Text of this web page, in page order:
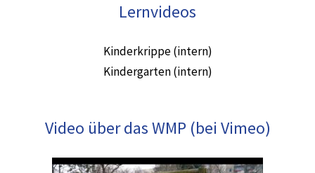
Lernvideos
Kinderkrippe (intern)
Kindergarten (intern)
Video über das WMP (bei Vimeo)